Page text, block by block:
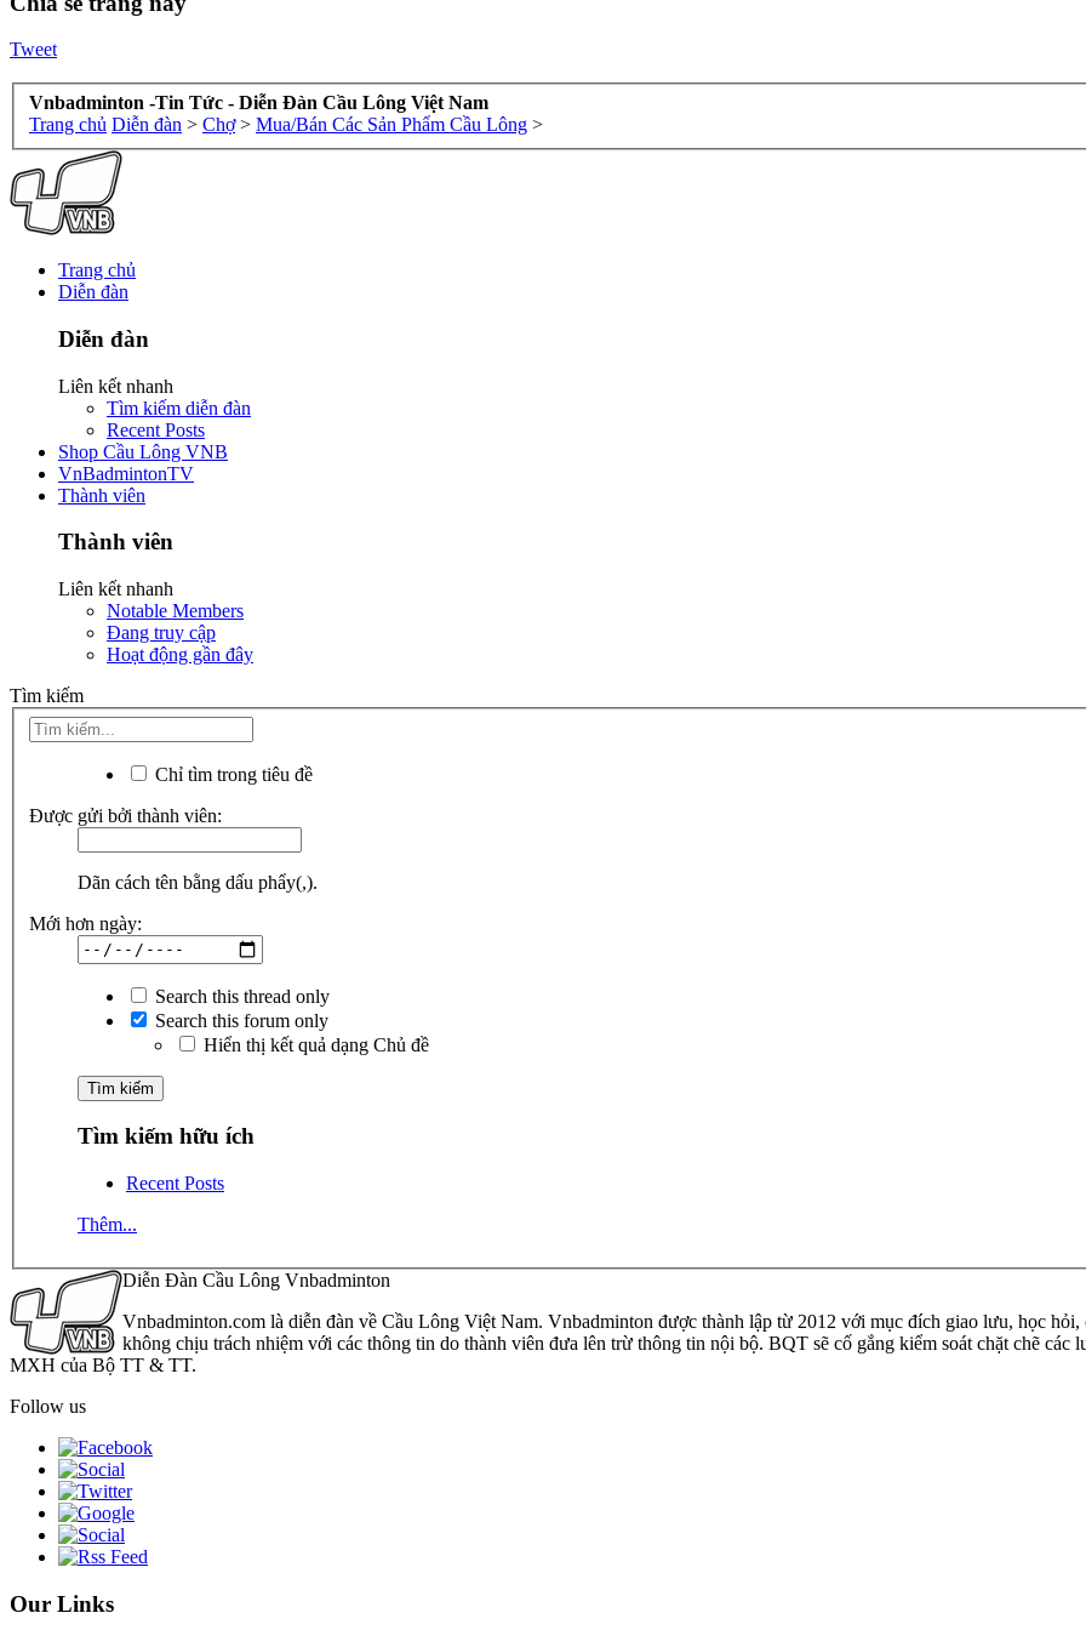
Tweet
Vnbadminton -Tin Tức - Diễn Đàn Cầu Lông Việt Nam
Trang chủ Diễn đàn > Chợ > Mua/Bán Các Sản Phẩm Cầu Lông >
Trang chủ
Diễn đàn
Diễn đàn
Liên kết nhanh
Tìm kiếm diễn đàn
Recent Posts
Shop Cầu Lông VNB
VnBadmintonTV
Thành viên
Thành viên
Liên kết nhanh
Notable Members
Đang truy cập
Hoạt động gần đây
Tìm kiếm
Chỉ tìm trong tiêu đề
Được gửi bởi thành viên:
Dãn cách tên bằng dấu phẩy(,).
Mới hơn ngày:
Search this thread only
Search this forum only
Hiển thị kết quả dạng Chủ đề
Tìm kiếm hữu ích
Recent Posts
Thêm...
Diễn Đàn Cầu Lông Vnbadminton
Vnbadminton.com là diễn đàn về Cầu Lông Việt Nam. Vnbadminton được thành lập từ 2012 với mục đích giao lưu, học
không chịu trách nhiệm với các thông tin do thành viên đưa lên trừ thông tin nội bộ. BQT sẽ cố gắng kiểm soát chặt chẽ các
MXH của Bộ TT & TT.
Follow us
Our Links